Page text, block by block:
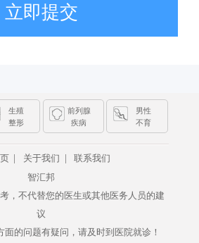
立即提交
生殖
整形
前列腺
疾病
男性
不育
| 关于我们 |
联系我们
智汇邦
，不代替您的医生或其他医务人员的建
议
面的问题有疑问，请及时到医院就诊！